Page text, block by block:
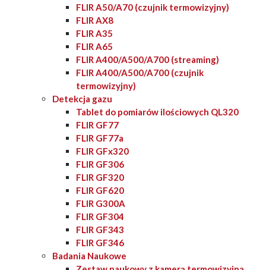
FLIR A50/A70 (czujnik termowizyjny)
FLIR AX8
FLIR A35
FLIR A65
FLIR A400/A500/A700 (streaming)
FLIR A400/A500/A700 (czujnik
termowizyjny)
Detekcja gazu
Tablet do pomiarów ilościowych QL320
FLIR GF77
FLIR GF77a
FLIR GFx320
FLIR GF306
FLIR GF320
FLIR GF620
FLIR G300A
FLIR GF304
FLIR GF343
FLIR GF346
Badania Naukowe